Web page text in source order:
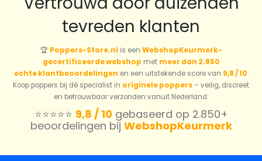
tevreden klanten
🏆 Poppers-Store.nl is een WebshopKeurmerk-
gecertificeerde webshop met meer dan 2.850
echte klantbeoordelingen en een uitstekende score van 9,8 / 10.
Koop poppers bij dé specialist in originele poppers – veilig, discreet
en betrouwbaar verzonden vanuit Nederland.
⭐️⭐️⭐️⭐️⭐️ 9,8 / 10gebaseerd op 2.850+
beoordelingen bij WebshopKeurmerk